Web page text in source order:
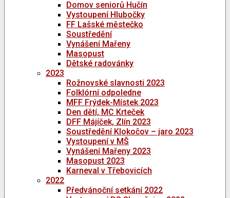
Domov seniorů Hučín
Vystoupení Hlubočky
FF Lašské městečko
Soustředění
Vynášení Mařeny
Masopust
Dětské radovánky
2023
Rožnovské slavnosti 2023
Folklórní odpoledne
MFF Frýdek-Místek 2023
Den dětí, MC Krteček
DFF Májíček, Zlín 2023
Soustředění Klokočov – jaro 2023
Vystoupení v MŠ
Vynášení Mařeny 2023
Masopust 2023
Karneval v Třebovicích
2022
Předvánoční setkání 2022